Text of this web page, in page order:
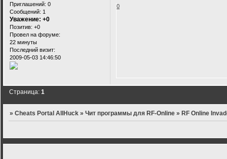
Приглашений: 0
Сообщений: 1
Уважение: +0
Позитив: +0
Провел на форуме:
22 минуты
Последний визит:
2009-05-03 14:46:50
0
Страница:1
»Cheats Portal AllHuck »Чит программы для RF-Online »RF Online